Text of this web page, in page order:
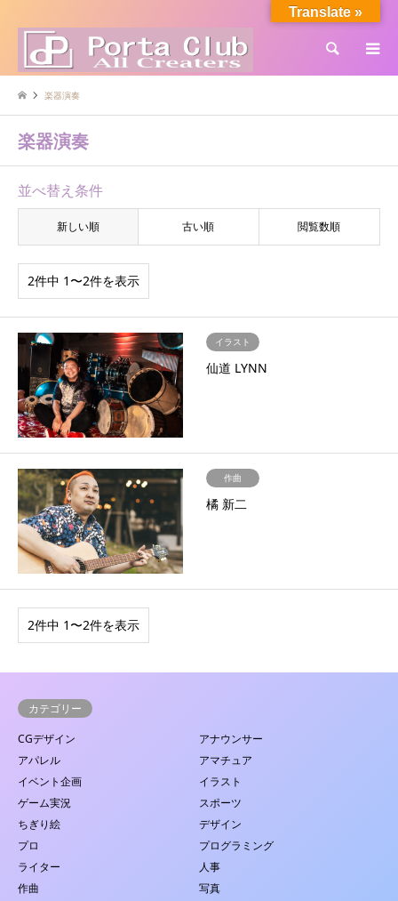
検索
楽器演奏
楽器演奏
並べ替え条件
新しい順 古い順 閲覧数順
2件中 1〜2件を表示
イラスト
仙道 LYNN
作曲
橘 新二
2件中 1〜2件を表示
カテゴリー
CGデザイン
アナウンサー
アパレル
アマチュア
イベント企画
イラスト
ゲーム実況
スポーツ
ちぎり絵
デザイン
プロ
プログラミング
ライター
人事
作曲
写真
Translate »